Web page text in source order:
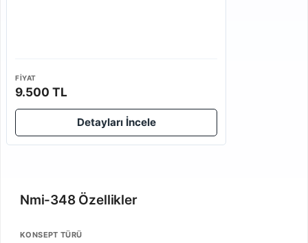
FIYAT
9.500 TL
Detayları İncele
Nmi-348 Özellikler
KONSEPT TÜRÜ